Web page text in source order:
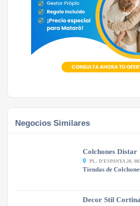
Negocios Similares
Colchones Distar
PL. D'ESPANYA 20,
Tiendas de
Decor Stil